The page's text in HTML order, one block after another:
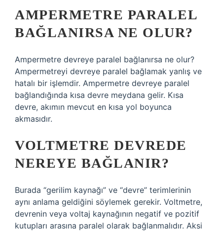
AMPERMETRE PARALEL
BAĞLANIRSA NE OLUR?
Ampermetre devreye paralel bağlanırsa ne olur?
Ampermetreyi devreye paralel bağlamak yanlış ve
hatalı bir işlemdir. Ampermetre devreye paralel
bağlandığında kısa devre meydana gelir. Kısa
devre, akımın mevcut en kısa yol boyunca
akmasıdır.
VOLTMETRE DEVREDE
NEREYE BAĞLANIR?
Burada “gerilim kaynağı” ve “devre” terimlerinin
aynı anlama geldiğini söylemek gerekir. Voltmetre,
devrenin veya voltaj kaynağının negatif ve pozitif
kutupları arasına paralel olarak bağlanmalıdır. Aksi